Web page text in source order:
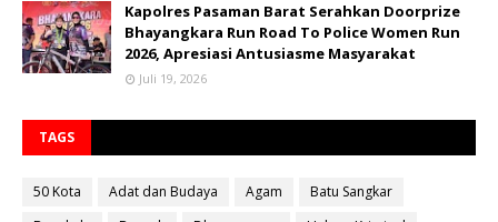
Kapolres Pasaman Barat Serahkan Doorprize
Bhayangkara Run Road To Police Women Run
2026, Apresiasi Antusiasme Masyarakat
Juli 19, 2026
TAGS
50 Kota Adat dan Budaya Agam
Batu Sangkar